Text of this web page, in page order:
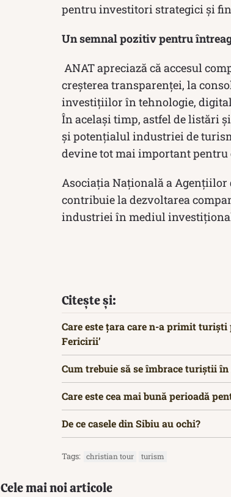
pentru investitori strategici și
Un semnal pozitiv pentru
ANAT apreciază că accesul
creșterea transparenței, la
investițiilor în tehnologie,
În același timp, astfel de listări
și potențialul industriei de
devine tot mai important
Asociația Națională a
contribuie la dezvoltarea
industriei în mediul
Citește și:
Care este țara care n-a primit turiști
Fericirii’
Cum trebuie să se îmbrace turiștii
Care este cea mai bună perioadă
De ce casele din Sibiu au ochi?
Tags: christian tour turism
Cele mai noi articole